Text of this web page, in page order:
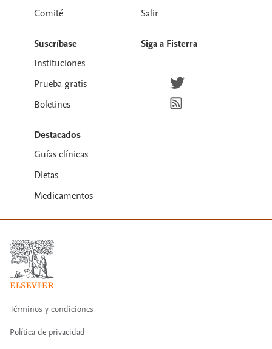
Comité
Suscríbase
Instituciones
Prueba gratis
Boletines
Destacados
Guías clínicas
Dietas
Medicamentos
Salir
Siga a Fisterra
Síguenos en Twitter
Suscríbete para recibir
Términos y condiciones
Política de privacidad